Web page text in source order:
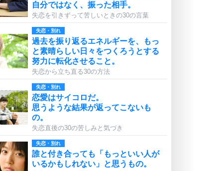
自分ではなく、振った相手。
失恋を引きずって苦しいときの30の言葉
失恋・別れ
過去を振り返るエネルギーを、もっ
と素晴らしい日々をつくろうとする
努力に転化させること。
失恋から立ち直る30の方法
失恋・別れ
恋愛はサイコロだ。
思うような結果が返ってこないも
の。
失恋直後の30の苦しみと気づき
失恋・別れ
誰と付き合っても「もっといい人が
いるかもしれない」と思うもの。